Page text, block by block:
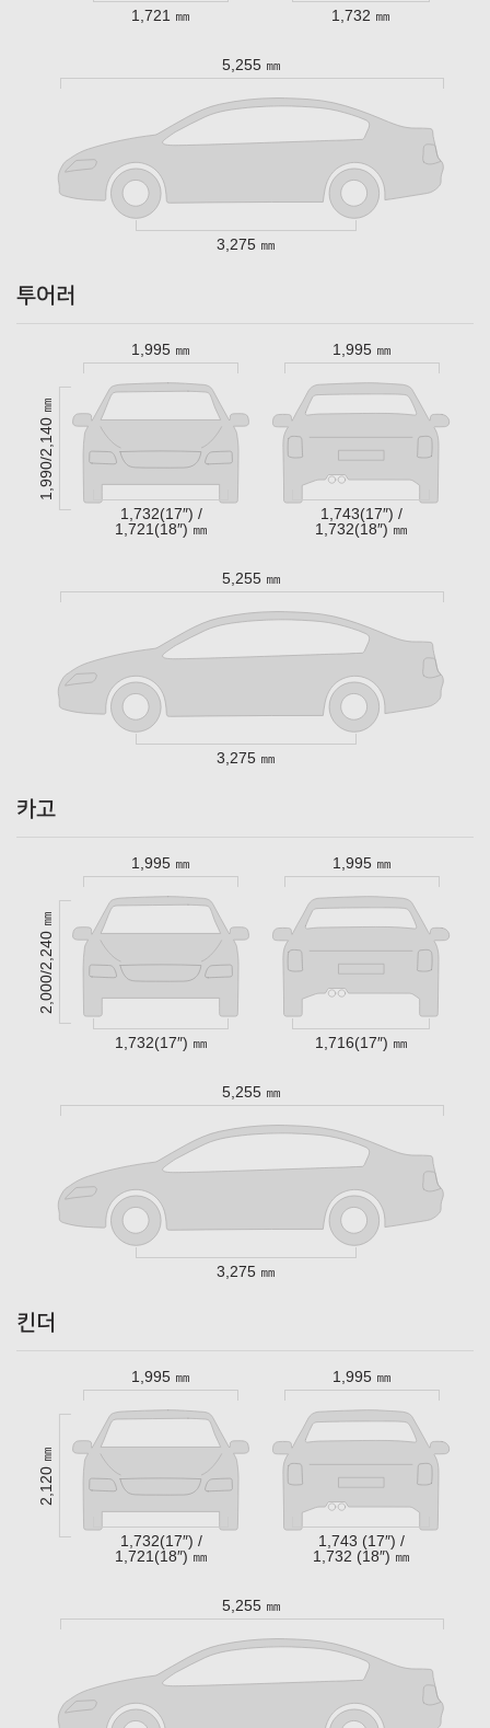
1,721 ㎜ 1,732 ㎜
5,255 ㎜
3,275 ㎜
투어러
1,995 ㎜ 1,995 ㎜
1,990/2,140 ㎜
1,732(17″) /
1,721(18″) ㎜
1,743(17″) /
1,732(18″) ㎜
5,255 ㎜
3,275 ㎜
카고
1,995 ㎜ 1,995 ㎜
2,000/2,240 ㎜
1,732(17″) ㎜ 1,716(17″) ㎜
5,255 ㎜
3,275 ㎜
킨더
1,995 ㎜ 1,995 ㎜
2,120 ㎜
1,732(17″) /
1,721(18″) ㎜
1,743 (17″) /
1,732 (18″) ㎜
5,255 ㎜